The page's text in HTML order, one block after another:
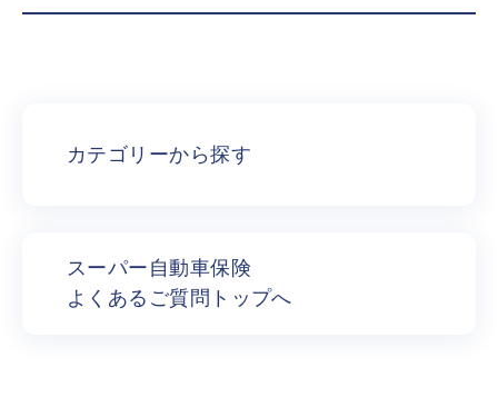
カテゴリーから探す
スーパー自動車保険
よくあるご質問トップへ